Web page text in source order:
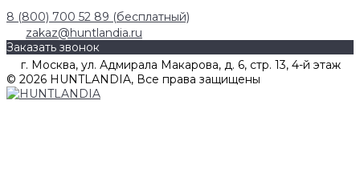
8 (800) 700 52 89 (бесплатный)
zakaz@huntlandia.ru
Заказать звонок
г. Москва, ул. Адмирала Макарова, д. 6, стр. 13, 4-й этаж
© 2026 HUNTLANDIA, Все права защищены